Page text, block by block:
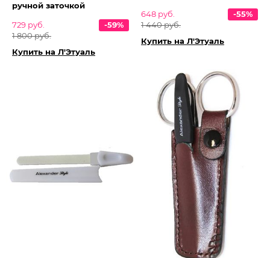
ручной заточкой
729 руб.
1 800 руб.
-59%
Купить на Л'Этуаль
648 руб.
1 440 руб.
-55%
Купить на Л'Этуаль